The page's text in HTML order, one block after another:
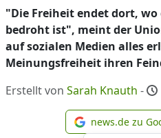
"Die Freiheit endet dort,
bedroht ist", meint der
auf sozialen Medien alles
Meinungsfreiheit ihren
Erstellt von Sarah Knauth -
news.de zu